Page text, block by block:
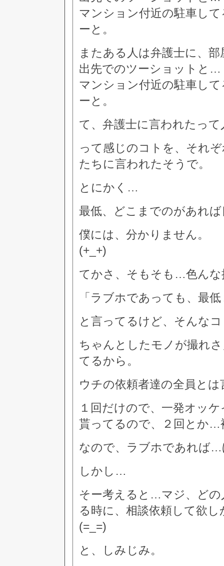
マンション付近の駐車し
ーと。
またある人は弁護士に、
出先でのツーショットと…
マンション付近の駐車し
ーと。
て、弁護士に言われたっ
って感じのコトを、それ
たちに言われたそうで。
とにかく…
最低、どこまでのがあれ
僕には、分かりません。
(+_+)
てかさ、そもそも…色んな
「ラブホであっても、最
と言ってるけど、そんな
ちゃんとしたモノが撮れ
てるから。
ウチの依頼者達の全員と
１回だけので、一発オッ
貰ってるので、２回とか…
なので、ラブホであれば
しかし…
そー考えると…マジ、ど
る時に、相談依頼して欲
(=_=)
と、しみじみ。